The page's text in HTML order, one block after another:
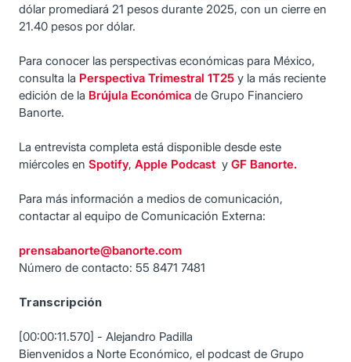
dólar promediará 21 pesos durante 2025, con un cierre en
21.40 pesos por dólar.
Para conocer las perspectivas económicas para México,
consulta la Perspectiva Trimestral 1T25 y la más reciente
edición de la Brújula Económica de Grupo Financiero
Banorte.
La entrevista completa está disponible desde este
miércoles en Spotify, Apple Podcast y GF Banorte.
Para más información a medios de comunicación,
contactar al equipo de Comunicación Externa:
prensabanorte@banorte.com
Número de contacto: 55 8471 7481
Transcripción
[00:00:11.570] - Alejandro Padilla
Bienvenidos a Norte Económico, el podcast de Grupo